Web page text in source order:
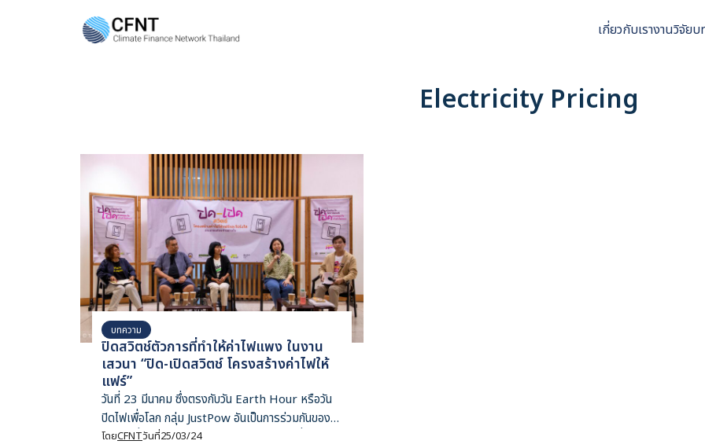
เกี่ยวกับเรางานวิจัยบ
Electricity Pricing
บทความ
ปิดสวิตช์ตัวการที่ทำให้ค่าไฟแพง ในงาน
เสวนา “ปิด-เปิดสวิตช์ โครงสร้างค่าไฟให้
แฟร์”
วันที่ 23 มีนาคม ซึ่งตรงกับวัน Earth Hour หรือวัน
ปิดไฟเพื่อโลก กลุ่ม JustPow อันเป็นการร่วมกันของ
องค์กรที่ทำงานในด้านข้อมูล องค์ความรู้ การสื่อสารใน
โดยCFNTวันที่25/03/24